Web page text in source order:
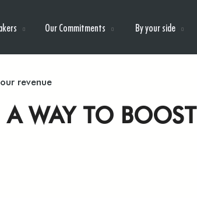
Our Commitments By your side
revenue
A WAY TO BOOST